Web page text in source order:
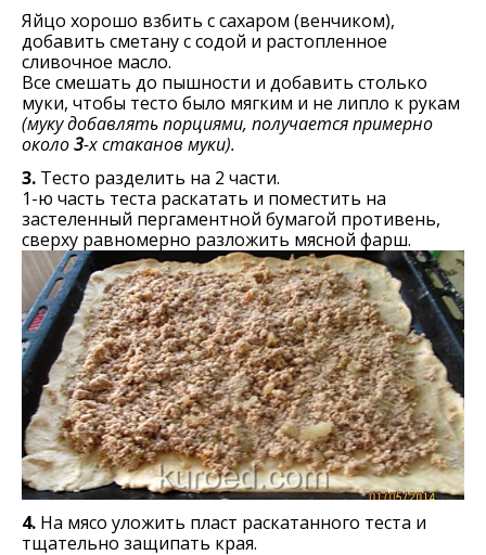
Яйцо хорошо взбить с сахаром (венчиком),
добавить сметану с содой и растопленное
сливочное масло.
Все смешать до пышности и добавить столько
муки, чтобы тесто было мягким и не липло к рукам
(муку добавлять порциями, получается примерно
около3-х стаканов муки).
3. Тесто разделить на 2 части.
1-ю часть теста раскатать и поместить на
застеленный пергаментной бумагой противень,
сверху равномерно разложить мясной фарш.
4. На мясо уложить пласт раскатанного теста и
тщательно защипать края.